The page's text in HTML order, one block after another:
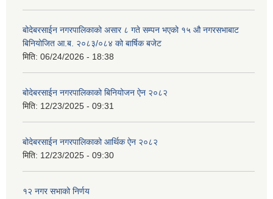
बोदेबरसाईन नगरपालिकाको असार ८ गते सम्पन भएको १५ ‍‍‍औ नगरसभाबाट
बिनियोजित आ.ब. २०८३/०८४ को बार्षिक बजेट
मिति: 06/24/2026 - 18:38
बोदेबरसाईन नगरपालिकाको बिनियोजन ऐन २०८२
मिति: 12/23/2025 - 09:31
बोदेबरसाईन नगरपालिकाको आर्थिक ऐन २०८२
मिति: 12/23/2025 - 09:30
१२ नगर सभाको निर्णय